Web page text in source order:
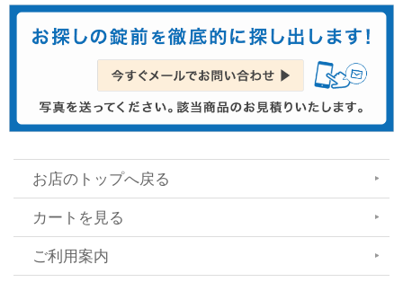
お店のトップへ戻る
カートを見る
ご利用案内